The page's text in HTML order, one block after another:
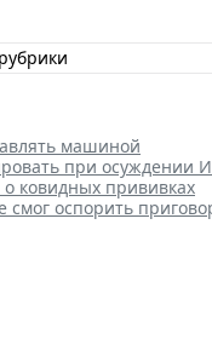
машиной
при осуждении
ковидных прививках
оспорить